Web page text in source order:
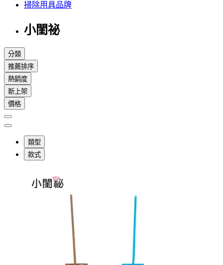
掃除用具品牌
小閨祕
分類
推薦排序
熱銷度
新上架
價格
類型
款式